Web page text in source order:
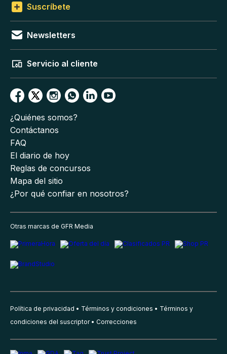
Suscríbete
Newsletters
Servicio al cliente
¿Quiénes somos?
Contáctanos
FAQ
El diario de hoy
Reglas de concursos
Mapa del sitio
¿Por qué confiar en nosotros?
Otras marcas de GFR Media
Política de privacidad Términos y condiciones
Términos y
condiciones del suscriptor
Correcciones